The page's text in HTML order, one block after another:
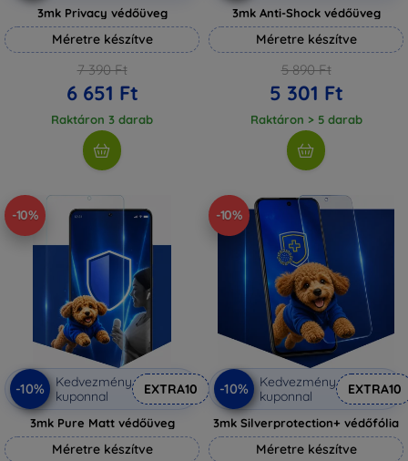
3mk Privacy védőüveg
Méretre készítve
7 390 Ft
6 651 Ft
Raktáron 3 darab
3mk Anti-Shock védőüveg
Méretre készítve
5 890 Ft
5 301 Ft
Raktáron > 5 darab
-10%
-10%
Kedvezmény
kuponnal
EXTRA10
3mk Pure Matt védőüveg
Méretre készítve
-10%
-10%
Kedvezmény
kuponnal
EXTRA10
3mk Silverprotection+ védőfólia
Méretre készítve